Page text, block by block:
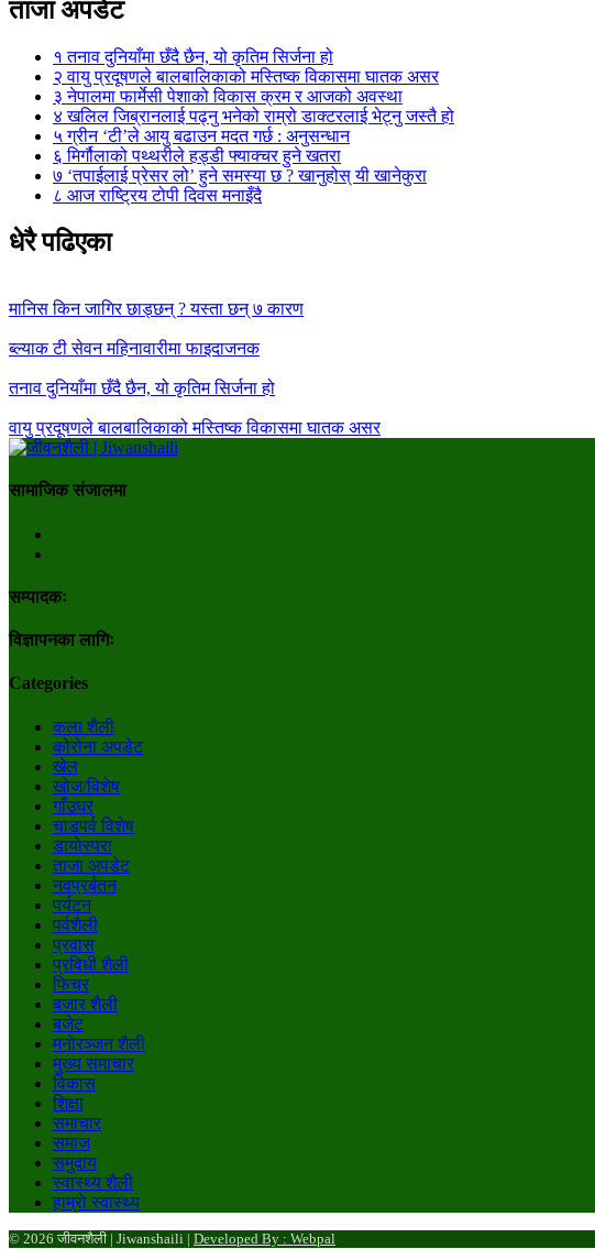
ताजा अपडेट
१ तनाव दुनियाँमा छँदै छैन, यो कृतिम सिर्जना हो
२ वायु प्रदूषणले बालबालिकाको मस्तिष्क विकासमा घातक असर
३ नेपालमा फार्मेसी पेशाको विकास क्रम र आजको अवस्था
४ खलिल जिब्रानलाई पढ्नु भनेको राम्रो डाक्टरलाई भेट्नु जस्तै हो
५ग्रीन ‘टी’ले आयु बढाउन मदत गर्छ : अनुसन्धान
६ मिर्गौलाको पथ्थरीले हड्डी फ्याक्चर हुने खतरा
७ ‘तपाईलाई प्रेसर लो’ हुने समस्या छ ? खानुहोस् यी खानेकुरा
८ आज राष्ट्रिय टोपी दिवस मनाइँदै
धेरै पढिएका
मानिस किन जागिर छाड्छन् ? यस्ता छन् ७ कारण
ब्ल्याक टी सेवन महिनावारीमा फाइदाजनक
तनाव दुनियाँमा छँदै छैन, यो कृतिम सिर्जना हो
वायु प्रदूषणले बालबालिकाको मस्तिष्क विकासमा घातक असर
सामाजिक संजालमा
सम्पादकः
विज्ञापनका लागिः
Categories
कला शैली
कोरोना अपडेट
खेल
खोज/विशेष
गाँउघर
चाडपर्व विशेष
डायाेस्परा
ताजा अपडेट
नवप्रर्बतन
पर्यटन
पर्वशैली
प्रवास
प्रविधी शैली
फिचर
बजार शैली
बजेट
मनाेरञ्जन शैली
मुख्य समाचार
विकास
शिक्षा
समाचार
समाज
समुदाय
स्वास्थ्य शैली
हाम्राे स्वास्थ्य
© 2026 जीवनशैली | Jiwanshaili | Developed By : Webpal